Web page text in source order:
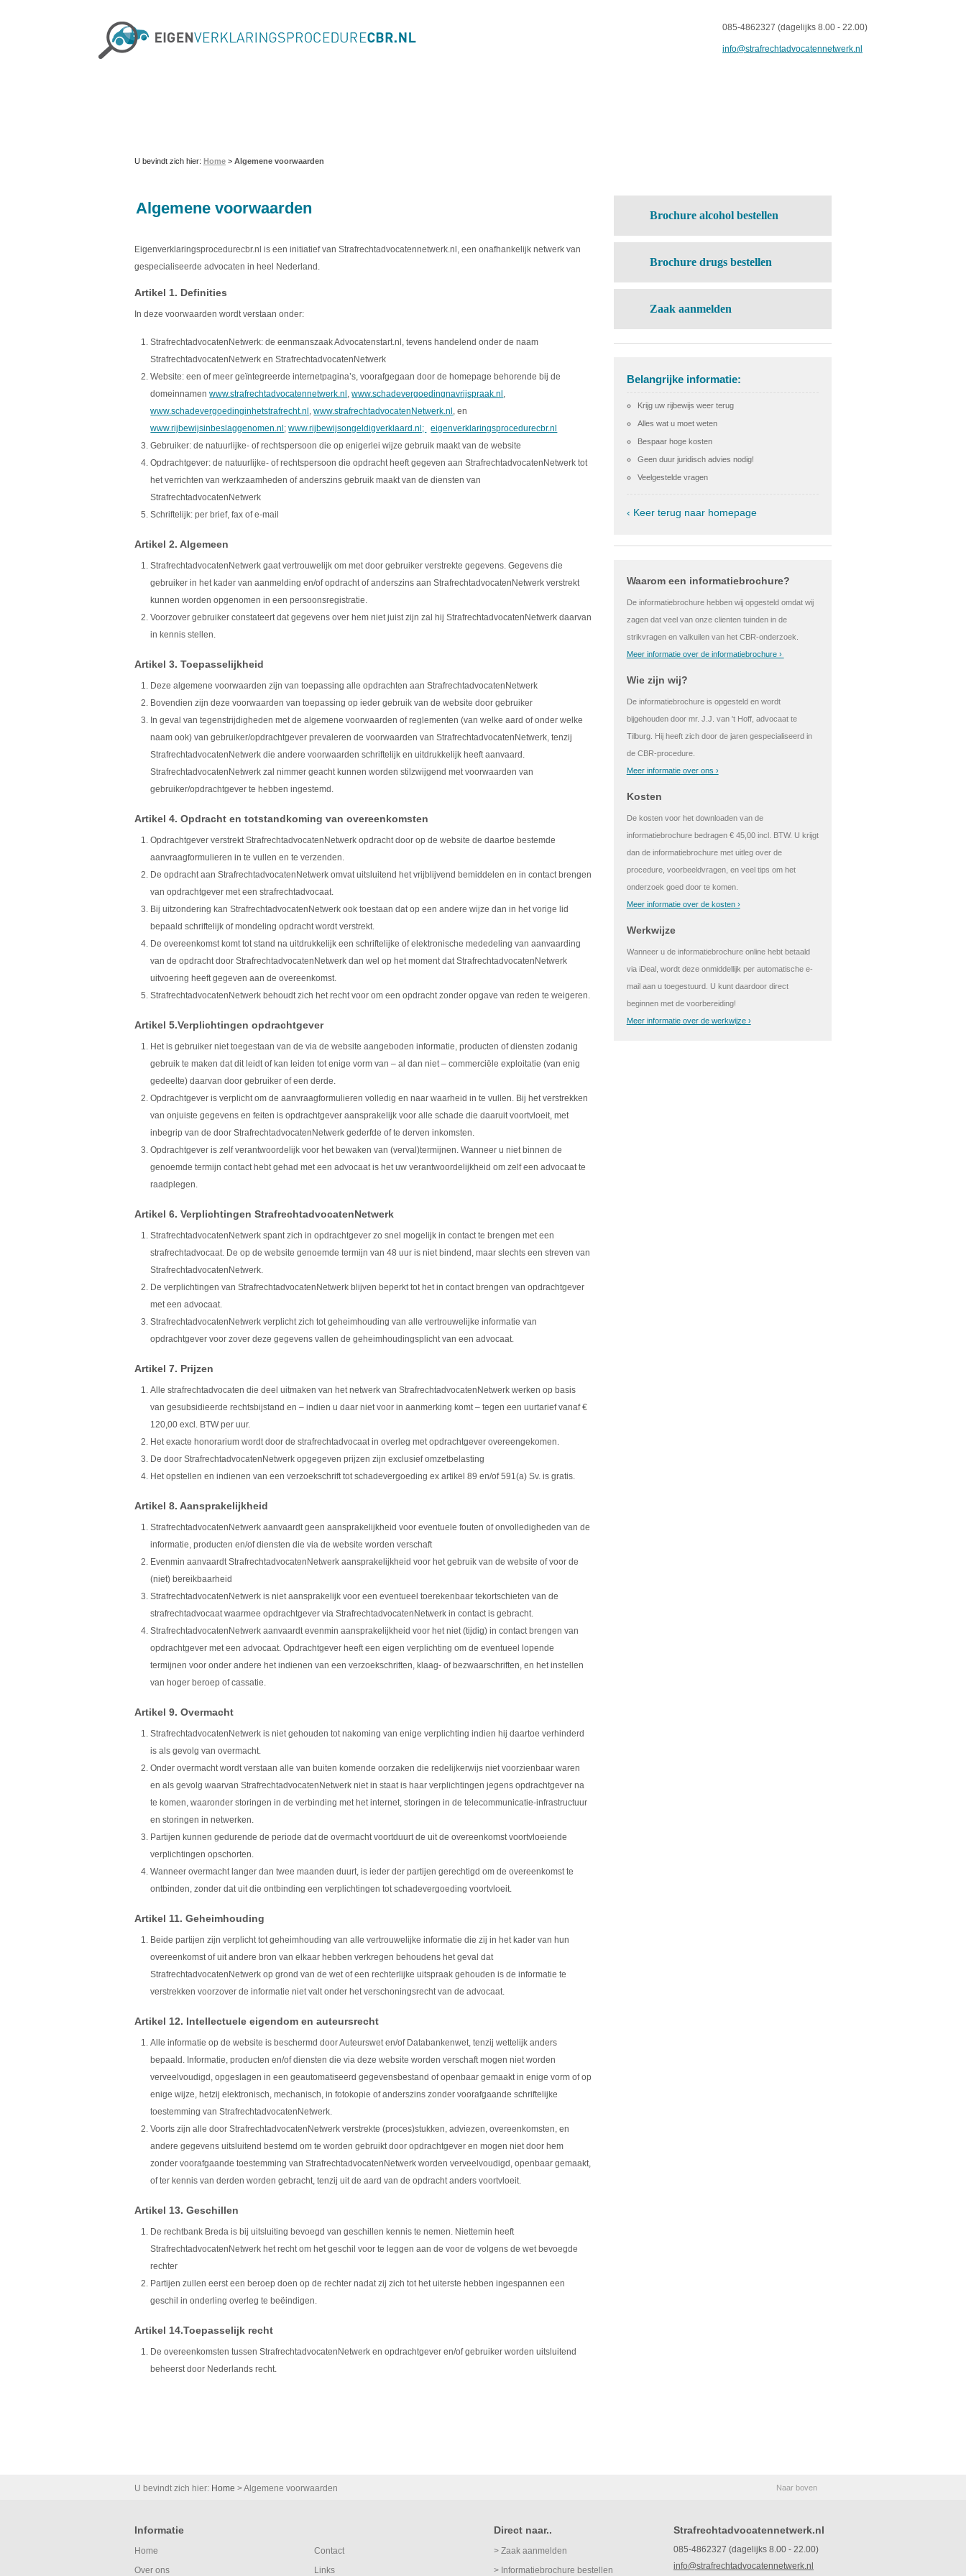
085-4862327 (dagelijks 8.00 - 22.00)
info@strafrechtadvocatennetwerk.nl
U bevindt zich hier: Home > Algemene voorwaarden
Algemene voorwaarden
Eigenverklaringsprocedurecbr.nl is een initiatief van Strafrechtadvocatennetwerk.nl, een onafhankelijk netwerk van
gespecialiseerde advocaten in heel Nederland.
Artikel 1. Definities
In deze voorwaarden wordt verstaan onder:
StrafrechtadvocatenNetwerk: de eenmanszaak Advocatenstart.nl, tevens handelend onder de naam
StrafrechtadvocatenNetwerk en StrafrechtadvocatenNetwerk
Website: een of meer geïntegreerde internetpagina’s, voorafgegaan door de homepage behorende bij de
domeinnamenwww.strafrechtadvocatennetwerk.nl ,www.schadevergoedingnavrijspraak.nl ,
www.schadevergoedinginhetstrafrecht.nl ,www.strafrechtadvocatenNetwerk.nl , en
www.rijbewijsinbeslaggenomen.nl ;www.rijbewijsongeldigverklaard.nl;
eigenverklaringsprocedurecbr.nl
Gebruiker: de natuurlijke- of rechtspersoon die op enigerlei wijze gebruik maakt van de website
Opdrachtgever: de natuurlijke- of rechtspersoon die opdracht heeft gegeven aan StrafrechtadvocatenNetwerk tot
het verrichten van werkzaamheden of anderszins gebruik maakt van de diensten van
StrafrechtadvocatenNetwerk
Schriftelijk: per brief, fax of e-mail
Artikel 2. Algemeen
StrafrechtadvocatenNetwerk gaat vertrouwelijk om met door gebruiker verstrekte gegevens. Gegevens die
gebruiker in het kader van aanmelding en/of opdracht of anderszins aan StrafrechtadvocatenNetwerk verstrekt
kunnen worden opgenomen in een persoonsregistratie.
Voorzover gebruiker constateert dat gegevens over hem niet juist zijn zal hij StrafrechtadvocatenNetwerk daarvan
in kennis stellen.
Artikel 3. Toepasselijkheid
Deze algemene voorwaarden zijn van toepassing alle opdrachten aan StrafrechtadvocatenNetwerk
Bovendien zijn deze voorwaarden van toepassing op ieder gebruik van de website door gebruiker
In geval van tegenstrijdigheden met de algemene voorwaarden of reglementen (van welke aard of onder welke
naam ook) van gebruiker/opdrachtgever prevaleren de voorwaarden van StrafrechtadvocatenNetwerk, tenzij
StrafrechtadvocatenNetwerk die andere voorwaarden schriftelijk en uitdrukkelijk heeft aanvaard.
StrafrechtadvocatenNetwerk zal nimmer geacht kunnen worden stilzwijgend met voorwaarden van
gebruiker/opdrachtgever te hebben ingestemd.
Artikel 4. Opdracht en totstandkoming van overeenkomsten
Opdrachtgever verstrekt StrafrechtadvocatenNetwerk opdracht door op de website de daartoe bestemde
aanvraagformulieren in te vullen en te verzenden.
De opdracht aan StrafrechtadvocatenNetwerk omvat uitsluitend het vrijblijvend bemiddelen en in contact brengen
van opdrachtgever met een strafrechtadvocaat.
Bij uitzondering kan StrafrechtadvocatenNetwerk ook toestaan dat op een andere wijze dan in het vorige lid
bepaald schriftelijk of mondeling opdracht wordt verstrekt.
De overeenkomst komt tot stand na uitdrukkelijk een schriftelijke of elektronische mededeling van aanvaarding
van de opdracht door StrafrechtadvocatenNetwerk dan wel op het moment dat StrafrechtadvocatenNetwerk
uitvoering heeft gegeven aan de overeenkomst.
StrafrechtadvocatenNetwerk behoudt zich het recht voor om een opdracht zonder opgave van reden te weigeren.
Artikel 5.Verplichtingen opdrachtgever
Het is gebruiker niet toegestaan van de via de website aangeboden informatie, producten of diensten zodanig
gebruik te maken dat dit leidt of kan leiden tot enige vorm van – al dan niet – commerciële exploitatie (van enig
gedeelte) daarvan door gebruiker of een derde.
Opdrachtgever is verplicht om de aanvraagformulieren volledig en naar waarheid in te vullen. Bij het verstrekken
van onjuiste gegevens en feiten is opdrachtgever aansprakelijk voor alle schade die daaruit voortvloeit, met
inbegrip van de door StrafrechtadvocatenNetwerk gederfde of te derven inkomsten.
Opdrachtgever is zelf verantwoordelijk voor het bewaken van (verval)termijnen. Wanneer u niet binnen de
genoemde termijn contact hebt gehad met een advocaat is het uw verantwoordelijkheid om zelf een advocaat te
raadplegen.
Artikel 6. Verplichtingen StrafrechtadvocatenNetwerk
StrafrechtadvocatenNetwerk spant zich in opdrachtgever zo snel mogelijk in contact te brengen met een
strafrechtadvocaat. De op de website genoemde termijn van 48 uur is niet bindend, maar slechts een streven van
StrafrechtadvocatenNetwerk.
De verplichtingen van StrafrechtadvocatenNetwerk blijven beperkt tot het in contact brengen van opdrachtgever
met een advocaat.
StrafrechtadvocatenNetwerk verplicht zich tot geheimhouding van alle vertrouwelijke informatie van
opdrachtgever voor zover deze gegevens vallen de geheimhoudingsplicht van een advocaat.
Artikel 7. Prijzen
Alle strafrechtadvocaten die deel uitmaken van het netwerk van StrafrechtadvocatenNetwerk werken op basis
van gesubsidieerde rechtsbijstand en – indien u daar niet voor in aanmerking komt – tegen een uurtarief vanaf €
120,00 excl. BTW per uur.
Het exacte honorarium wordt door de strafrechtadvocaat in overleg met opdrachtgever overeengekomen.
De door StrafrechtadvocatenNetwerk opgegeven prijzen zijn exclusief omzetbelasting
Het opstellen en indienen van een verzoekschrift tot schadevergoeding ex artikel 89 en/of 591(a) Sv. is gratis.
Artikel 8. Aansprakelijkheid
StrafrechtadvocatenNetwerk aanvaardt geen aansprakelijkheid voor eventuele fouten of onvolledigheden van de
informatie, producten en/of diensten die via de website worden verschaft
Evenmin aanvaardt StrafrechtadvocatenNetwerk aansprakelijkheid voor het gebruik van de website of voor de
(niet) bereikbaarheid
StrafrechtadvocatenNetwerk is niet aansprakelijk voor een eventueel toerekenbaar tekortschieten van de
strafrechtadvocaat waarmee opdrachtgever via StrafrechtadvocatenNetwerk in contact is gebracht.
StrafrechtadvocatenNetwerk aanvaardt evenmin aansprakelijkheid voor het niet (tijdig) in contact brengen van
opdrachtgever met een advocaat. Opdrachtgever heeft een eigen verplichting om de eventueel lopende
termijnen voor onder andere het indienen van een verzoekschriften, klaag- of bezwaarschriften, en het instellen
van hoger beroep of cassatie.
Artikel 9. Overmacht
StrafrechtadvocatenNetwerk is niet gehouden tot nakoming van enige verplichting indien hij daartoe verhinderd
is als gevolg van overmacht.
Onder overmacht wordt verstaan alle van buiten komende oorzaken die redelijkerwijs niet voorzienbaar waren
en als gevolg waarvan StrafrechtadvocatenNetwerk niet in staat is haar verplichtingen jegens opdrachtgever na
te komen, waaronder storingen in de verbinding met het internet, storingen in de telecommunicatie-infrastructuur
en storingen in netwerken.
Partijen kunnen gedurende de periode dat de overmacht voortduurt de uit de overeenkomst voortvloeiende
verplichtingen opschorten.
Wanneer overmacht langer dan twee maanden duurt, is ieder der partijen gerechtigd om de overeenkomst te
ontbinden, zonder dat uit die ontbinding een verplichtingen tot schadevergoeding voortvloeit.
Artikel 11. Geheimhouding
Beide partijen zijn verplicht tot geheimhouding van alle vertrouwelijke informatie die zij in het kader van hun
overeenkomst of uit andere bron van elkaar hebben verkregen behoudens het geval dat
StrafrechtadvocatenNetwerk op grond van de wet of een rechterlijke uitspraak gehouden is de informatie te
verstrekken voorzover de informatie niet valt onder het verschoningsrecht van de advocaat.
Artikel 12. Intellectuele eigendom en auteursrecht
Alle informatie op de website is beschermd door Auteurswet en/of Databankenwet, tenzij wettelijk anders
bepaald. Informatie, producten en/of diensten die via deze website worden verschaft mogen niet worden
verveelvoudigd, opgeslagen in een geautomatiseerd gegevensbestand of openbaar gemaakt in enige vorm of op
enige wijze, hetzij elektronisch, mechanisch, in fotokopie of anderszins zonder voorafgaande schriftelijke
toestemming van StrafrechtadvocatenNetwerk.
Voorts zijn alle door StrafrechtadvocatenNetwerk verstrekte (proces)stukken, adviezen, overeenkomsten, en
andere gegevens uitsluitend bestemd om te worden gebruikt door opdrachtgever en mogen niet door hem
zonder voorafgaande toestemming van StrafrechtadvocatenNetwerk worden verveelvoudigd, openbaar gemaakt,
of ter kennis van derden worden gebracht, tenzij uit de aard van de opdracht anders voortvloeit.
Artikel 13. Geschillen
De rechtbank Breda is bij uitsluiting bevoegd van geschillen kennis te nemen. Niettemin heeft
StrafrechtadvocatenNetwerk het recht om het geschil voor te leggen aan de voor de volgens de wet bevoegde
rechter
Partijen zullen eerst een beroep doen op de rechter nadat zij zich tot het uiterste hebben ingespannen een
geschil in onderling overleg te beëindigen.
Artikel 14.Toepasselijk recht
De overeenkomsten tussen StrafrechtadvocatenNetwerk en opdrachtgever en/of gebruiker worden uitsluitend
beheerst door Nederlands recht.
Brochure alcohol bestellen
Brochure drugs bestellen
Zaak aanmelden
Belangrijke informatie:
Krijg uw rijbewijs weer terug
Alles wat u moet weten
Bespaar hoge kosten
Geen duur juridisch advies nodig!
Veelgestelde vragen
‹ Keer terug naar homepage
Waarom een informatiebrochure?
De informatiebrochure hebben wij opgesteld omdat wij
zagen dat veel van onze clienten tuinden in de
strikvragen en valkuilen van het CBR-onderzoek.
Meer informatie over de informatiebrochure ›
Wie zijn wij?
De informatiebrochure is opgesteld en wordt
bijgehouden door mr. J.J. van 't Hoff, advocaat te
Tilburg. Hij heeft zich door de jaren gespecialiseerd in
de CBR-procedure.
Meer informatie over ons ›
Kosten
De kosten voor het downloaden van de
informatiebrochure bedragen € 45,00 incl. BTW. U krijgt
dan de informatiebrochure met uitleg over de
procedure, voorbeeldvragen, en veel tips om het
onderzoek goed door te komen.
Meer informatie over de kosten ›
Werkwijze
Wanneer u de informatiebrochure online hebt betaald
via iDeal, wordt deze onmiddellijk per automatische e-
mail aan u toegestuurd. U kunt daardoor direct
beginnen met de voorbereiding!
Meer informatie over de werkwijze ›
U bevindt zich hier: Home >Algemene voorwaarden Naar boven
Informatie
Home
Over ons
Contact
Links
Direct naar..
> Zaak aanmelden
> Informatiebrochure bestellen
Strafrechtadvocatennetwerk.nl
085-4862327 (dagelijks 8.00 - 22.00)
info@strafrechtadvocatennetwerk.nl